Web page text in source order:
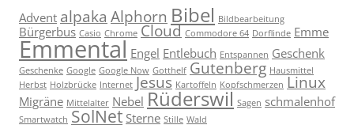
Advent alpaka Alphorn Bibel Bildbearbeitung
Bürgerbus Casio Chrome Cloud Commodore 64 Dorflinde Emme
Emmental Engel Entlebuch Entspannen Geschenk
Geschenke Google Google Now Gotthelf Gutenberg Hausmittel
Herbst Holzbrücke Internet Jesus Kartoffeln Kopfschmerzen Linux
Migräne Mittelalter Nebel Rüderswil Sagen schmalenhof
Smartwatch SolNet Sterne Stille Wald